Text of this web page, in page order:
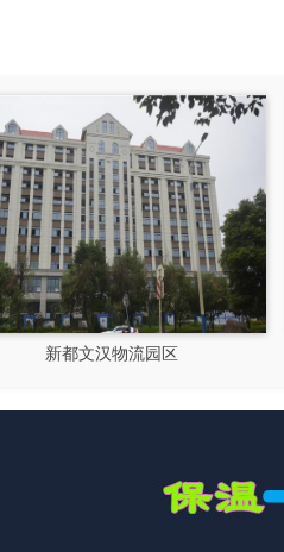
文汉物流园区